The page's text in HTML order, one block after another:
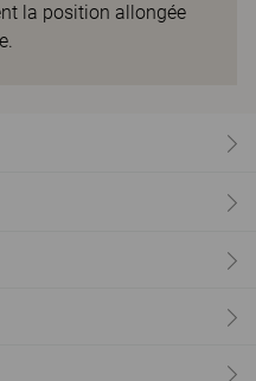
la position allongée